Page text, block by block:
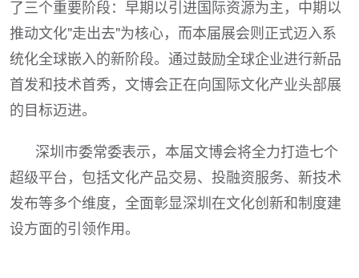
了三个重要阶段：早期以引进国际资源为主，中期以
推动文化"走出去"为核心，而本届展会则正式迈入系
统化全球嵌入的新阶段。通过鼓励全球企业进行新品
首发和技术首秀，文博会正在向国际文化产业头部展
的目标迈进。
深圳市委常委表示，本届文博会将全力打造七个
超级平台，包括文化产品交易、投融资服务、新技术
发布等多个维度，全面彰显深圳在文化创新和制度建
设方面的引领作用。